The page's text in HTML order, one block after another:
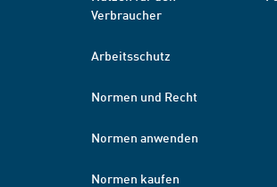
Verbraucher
Arbeitsschutz
Normen und Recht
Normen anwenden
Normen kaufen